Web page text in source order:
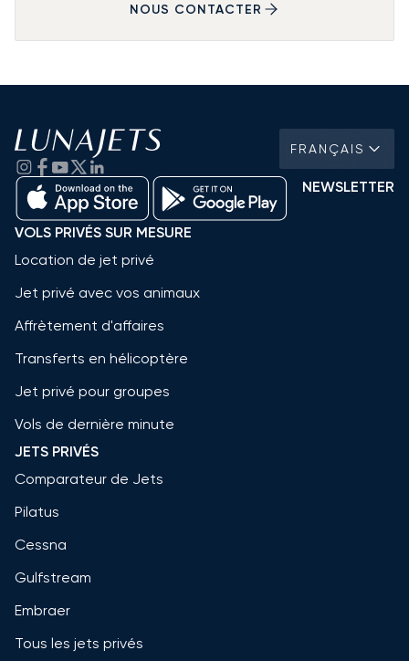
NOUS CONTACTER
FRANÇAIS
NEWSLETTER
VOLS PRIVÉS SUR MESURE
Location de jet privé
Jet privé avec vos animaux
Affrètement d'affaires
Transferts en hélicoptère
Jet privé pour groupes
Vols de dernière minute
JETS PRIVÉS
Comparateur de Jets
Pilatus
Cessna
Gulfstream
Embraer
Tous les jets privés